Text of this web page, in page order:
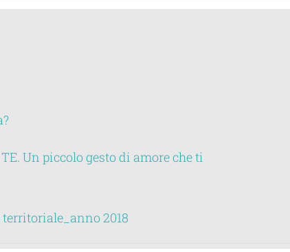
TE. Un piccolo gesto di amore che ti
territoriale_anno 2018